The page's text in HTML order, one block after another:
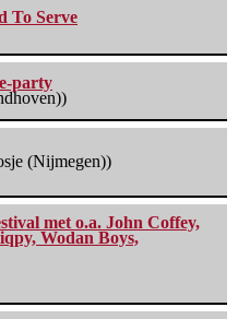
To Serve
party
(Nijmegen))
met o.a. John Coffey,
Wodan Boys,